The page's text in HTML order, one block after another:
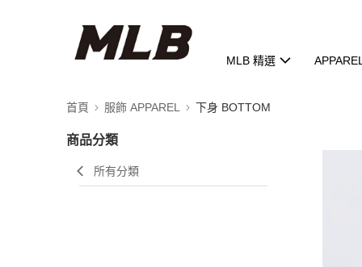
MLB 精選
首頁 服飾 APPAREL 下身 BOTTOM
商品分類
所有分類